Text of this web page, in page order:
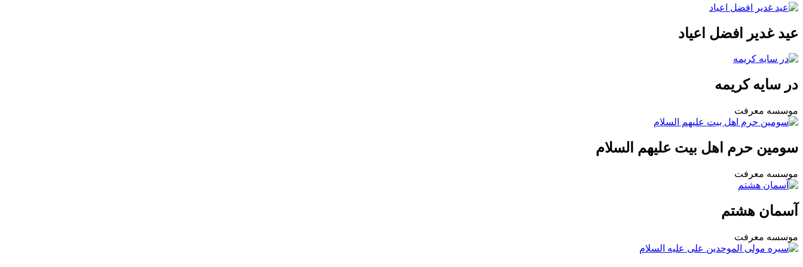
عید غدیر افضل اعیاد
در سایه کریمه
موسسه معرفت
سومین حرم اهل بیت علیهم السلام
موسسه معرفت
آسمان هشتم
موسسه معرفت